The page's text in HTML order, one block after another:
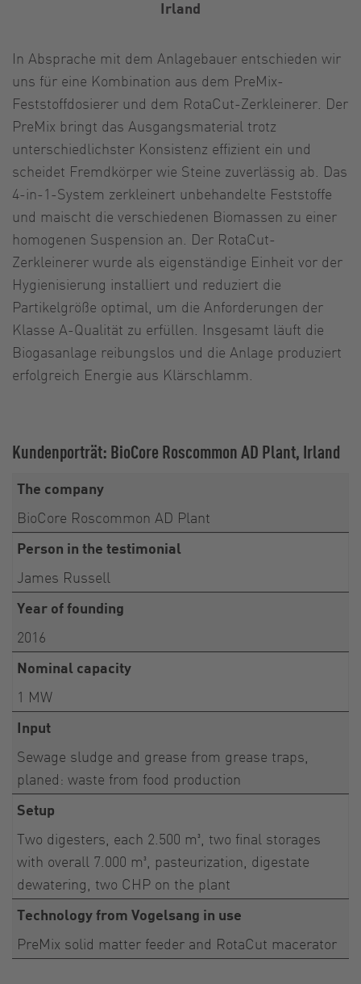
Irland
In Absprache mit dem Anlagebauer entschieden wir
uns für eine Kombination aus dem PreMix-
Feststoffdosierer und dem RotaCut-Zerkleinerer. Der
PreMix bringt das Ausgangsmaterial trotz
unterschiedlichster Konsistenz effizient ein und
scheidet Fremdkörper wie Steine zuverlässig ab. Das
4-in-1-System zerkleinert unbehandelte Feststoffe
und maischt die verschiedenen Biomassen zu einer
homogenen Suspension an. Der RotaCut-
Zerkleinerer wurde als eigenständige Einheit vor der
Hygienisierung installiert und reduziert die
Partikelgröße optimal, um die Anforderungen der
Klasse A-Qualität zu erfüllen. Insgesamt läuft die
Biogasanlage reibungslos und die Anlage produziert
erfolgreich Energie aus Klärschlamm.
Kundenporträt: BioCore Roscommon AD Plant, Irland
The company
BioCore Roscommon AD Plant
Person in the testimonial
James Russell
Year of founding
2016
Nominal capacity
1 MW
Input
Sewage sludge and grease from grease traps,
planed: waste from food production
Setup
Two digesters, each 2.500 m³, two final storages
with overall 7.000 m³, pasteurization, digestate
dewatering, two CHP on the plant
Technology from Vogelsang in use
PreMix solid matter feeder and RotaCut macerator